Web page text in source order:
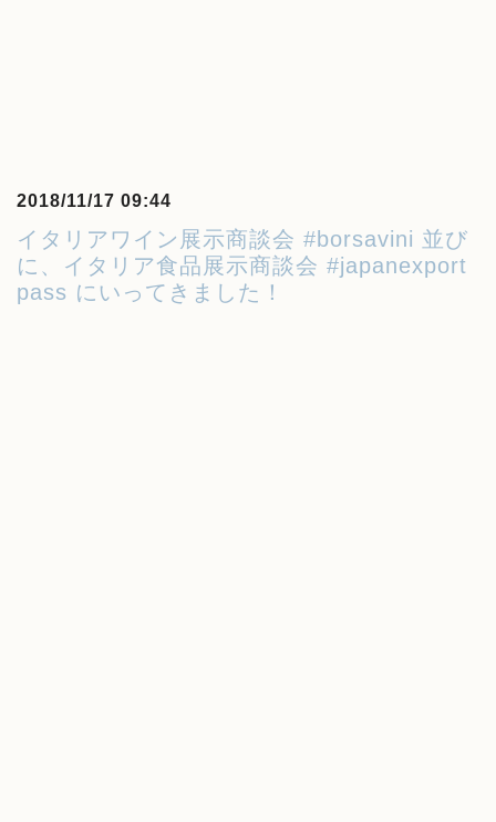
2018/11/17 09:44
イタリアワイン展示商談会 #borsavini 並び
に、イタリア食品展示商談会 #japanexport
pass にいってきました！